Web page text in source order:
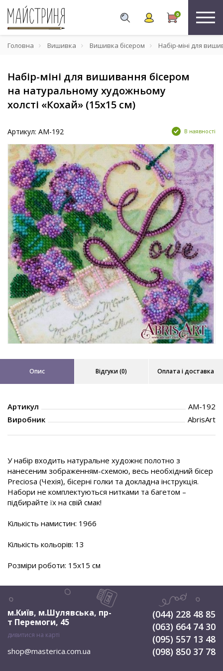
0
Головна Вишивка Вишивка бісером Набір-міні для
Набір-міні для вишивання бісером
на натуральному художньому
холсті «Кохай» (15х15 см)
Артикул: AM-192 В наявності
Опис Відгуки (0) Оплата і доставка
Артикул
AM-192
Виробник
AbrisArt
У набір входить натуральне художнє полотно з
нанесеним зображенням-схемою, весь необхідний бісер
Preciosa (Чехія), бісерні голки та докладна інструкція.
Набори не комплектуються нитками та багетом –
підбирайте їх на свій смак!
Кількість намистин: 1966
Кількість кольорів: 13
Розміри роботи: 15х15 см
м.Київ, м.Шулявська, пр-
т Перемоги, 45
дивитися на карті
shop@masterica.com.ua
(044) 228 48 85
(063) 664 74 30
(095) 557 13 48
(098) 850 37 78